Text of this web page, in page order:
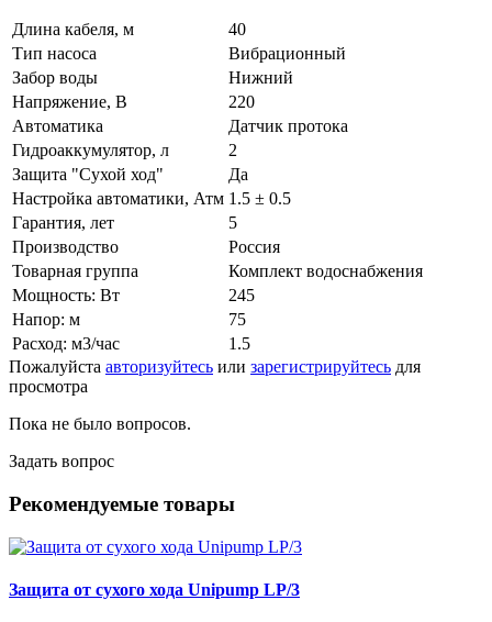
Длина кабеля, м
40
Тип насоса
Вибрационный
Забор воды
Нижний
Напряжение, В
220
Автоматика
Датчик протока
Гидроаккумулятор, л
2
Защита "Сухой ход"
Да
Настройка автоматики, Атм 1.5 ± 0.5
Гарантия, лет
5
Производство
Россия
Товарная группа
Комплект водоснабжения
Мощность: Вт
245
Напор: м
75
Расход: м3/час
1.5
Пожалуйста авторизуйтесь или зарегистрируйтесь для
просмотра
Пока не было вопросов.
Задать вопрос
Рекомендуемые товары
Защита от сухого хода Unipump LP/3